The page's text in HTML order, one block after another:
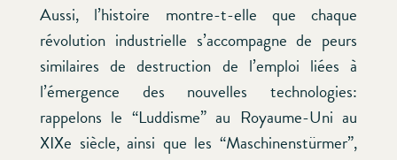
Aussi, l’histoire montre-t-elle que chaque
révolution industrielle s’accompagne de peurs
similaires de destruction de l’emploi liées à
l’émergence des nouvelles technologies:
rappelons le “Luddisme” au Royaume-Uni au
XIXe siècle, ainsi que les “Maschinenstürmer”,